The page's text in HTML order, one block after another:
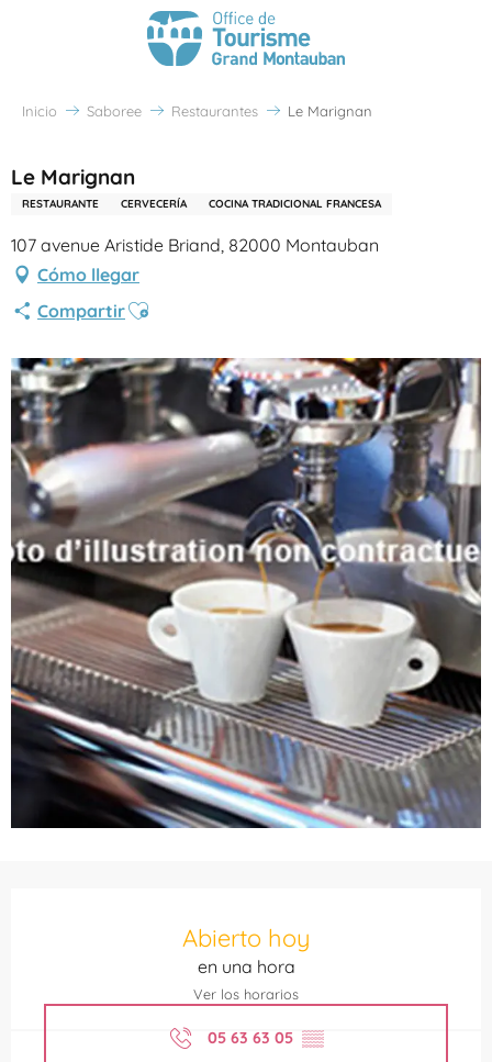
Inicio Saboree Restaurantes Le Marignan
Le Marignan
RESTAURANTE CERVECERÍA COCINA TRADICIONAL FRANCESA
107 avenue Aristide Briand, 82000 Montauban
Cómo llegar
CompartirAjouter aux favoris
Abierto hoy
en una hora
Ver los horarios
05 63 63 05 ▒▒